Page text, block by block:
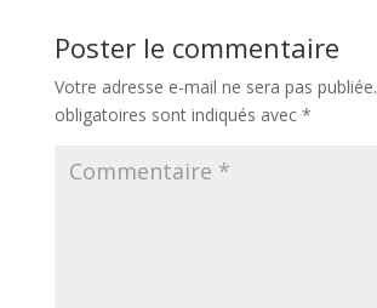
Poster le commentaire
Votre adresse e-mail ne sera pas publiée.
obligatoires sont indiqués avec *